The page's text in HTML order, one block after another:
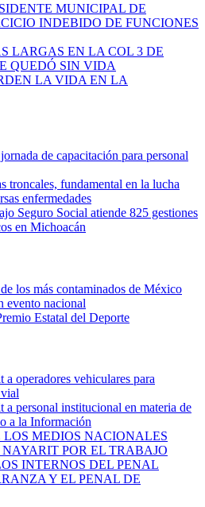
MUNICIPAL DE
INDEBIDO DE FUNCIONES
LARGAS EN LA COL 3 DE
QUEDÓ SIN VIDA
LA VIDA EN LA
de capacitación para personal
troncales, fundamental en la lucha
enfermedades
Seguro Social atiende 825 gestiones
en Michoacán
los más contaminados de México
evento nacional
Estatal del Deporte
operadores vehiculares para
personal institucional en materia de
a la Información
LOS MEDIOS NACIONALES
POR EL TRABAJO
INTERNOS DEL PENAL
Y EL PENAL DE